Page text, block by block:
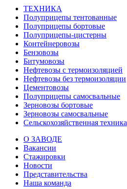
ТЕХНИКА
Полуприцепы тентованные
Полуприцепы бортовые
Полуприцепы-цистерны
Контейнеровозы
Бензовозы
Битумовозы
Нефтевозы с термоизоляцией
Нефтевозы без термоизоляции
Цементовозы
Полуприцепы самосвальные
Зерновозы бортовые
Зерновозы самосвальные
Сельскохозяйственная техника
О ЗАВОДЕ
Вакансии
Стажировки
Новости
Представительства
Наша команда